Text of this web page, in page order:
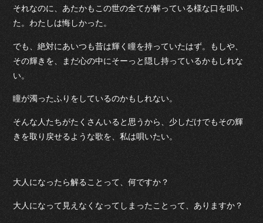
それなのに、あたかもこの世の全てが解っている様な口を叩い
た。わたしは悔しかった。
でも、絶対にあいつも昔は輝く瞳を持っていたはず。もしや、
その輝きを、まだ心の中にそーっと隠し持っているかもしれな
い。
瞳が濁ったふりをしているのかもしれない。
そんな人たちがたくさんいると思うから、少しだけでもその輝
きを取り戻せるような歌を、私は唄いたい。
大人になったら解ることって、何ですか？
大人になって見えなくなってしまったことって、ありますか？